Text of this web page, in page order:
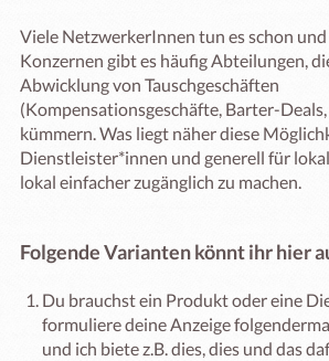
Viele NetzwerkerInnen tun es schon
Konzernen gibt es häufig Abteilungen,
Abwicklung von Tauschgeschäften
(Kompensationsgeschäfte, Barter-
kümmern. Was liegt näher diese
Dienstleister*innen und generell für
lokal einfacher zugänglich zu machen.
Folgende Varianten könnt ihr hier
Du brauchst ein Produkt oder eine
formuliere deine Anzeige
und ich biete z.B. dies, dies und das